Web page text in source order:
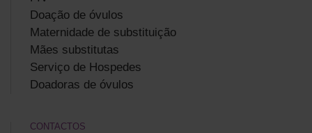
Doação de óvulos
Maternidade de substituição
Mães substitutas
Serviço de Hospedes
Doadoras de óvulos
CONTACTOS